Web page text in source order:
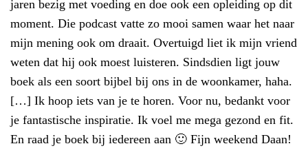
jaren bezig met voeding en doe ook een opleiding op dit
moment. Die podcast vatte zo mooi samen waar het naar
mijn mening ook om draait. Overtuigd liet ik mijn vriend
weten dat hij ook moest luisteren. Sindsdien ligt jouw
boek als een soort bijbel bij ons in de woonkamer, haha.
[…] Ik hoop iets van je te horen. Voor nu, bedankt voor
je fantastische inspiratie. Ik voel me mega gezond en fit.
En raad je boek bij iedereen aan 🙂 Fijn weekend Daan!